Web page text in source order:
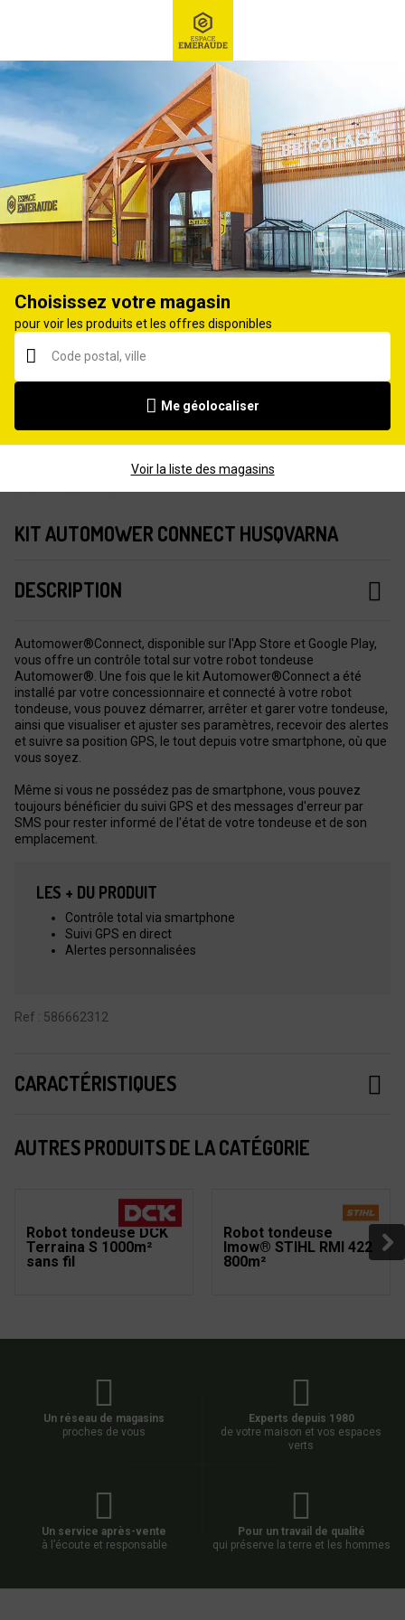
Ex : Robot tondeuse, ...
Robot tondeuse
KIT AUTOMOWER CONNECT HUSQVARNA
DESCRIPTION
Automower®Connect, disponible sur l'App Store et Google Play,
vous offre un contrôle total sur votre robot tondeuse
Automower®. Une fois que le kit Automower®Connect a été
installé par votre concessionnaire et connecté à votre robot
tondeuse, vous pouvez démarrer, arrêter et garer votre tondeuse,
ainsi que visualiser et ajuster ses paramètres, recevoir des alertes
et suivre sa position GPS, le tout depuis votre smartphone, où que
vous soyez.
Même si vous ne possédez pas de smartphone, vous pouvez
toujours bénéficier du suivi GPS et des messages d'erreur par
SMS pour rester informé de l'état de votre tondeuse et de son
emplacement.
LES + DU PRODUIT
Contrôle total via smartphone
Suivi GPS en direct
Alertes personnalisées
Ref : 586662312
CARACTÉRISTIQUES
AUTRES PRODUITS DE LA CATÉGORIE
Robot tondeuse DCK
Terraina S 1000m²
sans fil
Robot tondeuse
Imow® STIHL RMI 422
800m²
Un réseau de magasins
proches de vous
Experts depuis 1980
de votre maison et vos espaces
verts
Un service après-vente
à l’écoute et responsable
Pour un travail de qualité
qui préserve la terre et les hommes
Choisissez votre magasin
pour voir les produits et les offres disponibles
Me géolocaliser
Voir la liste des magasins